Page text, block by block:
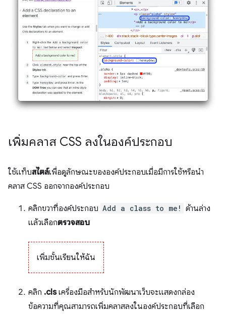
เพิ่มคลาส CSS ลงในองค์ประกอบ
ใช้แท็บสไตล์เพื่อดูลักษณะขององค์ประกอบเมื่อมีการใช้หรือนำ
คลาส CSS ออกจากองค์ประกอบ
คลิกขวาที่องค์ประกอบ Add a class to me! ด้านล่าง
แล้วเลือกตรวจสอบ
เพิ่มชั้นเรียนให้ฉัน
คลิก .clsเครื่องมือสำหรับนักพัฒนาเว็บจะแสดงกล่อง
ข้อความที่คุณสามารถเพิ่มคลาสลงในองค์ประกอบที่เลือก